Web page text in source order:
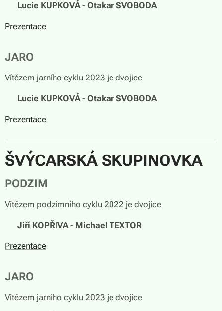
Lucie KUPKOVÁ- Otakar SVOBODA
Prezentace
JARO
Vítězem jarního cyklu 2023 je dvojice
Lucie KUPKOVÁ- Otakar SVOBODA
Prezentace
ŠVÝCARSKÁ SKUPINOVKA
PODZIM
Vítězem podzimního cyklu 2022 je dvojice
Jiří KOPŘIVA- Michael TEXTOR
Prezentace
JARO
Vítězem jarního cyklu 2023 je dvojice